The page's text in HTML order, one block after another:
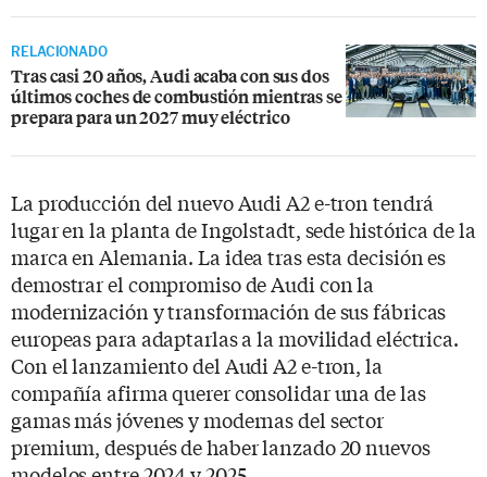
RELACIONADO
Tras casi 20 años, Audi acaba con sus dos
últimos coches de combustión mientras se
prepara para un 2027 muy eléctrico
La producción del nuevo Audi A2 e-tron tendrá
lugar en la planta de Ingolstadt, sede histórica de la
marca en Alemania. La idea tras esta decisión es
demostrar el compromiso de Audi con la
modernización y transformación de sus fábricas
europeas para adaptarlas a la movilidad eléctrica.
Con el lanzamiento del Audi A2 e-tron, la
compañía afirma querer consolidar una de las
gamas más jóvenes y modernas del sector
premium, después de haber lanzado 20 nuevos